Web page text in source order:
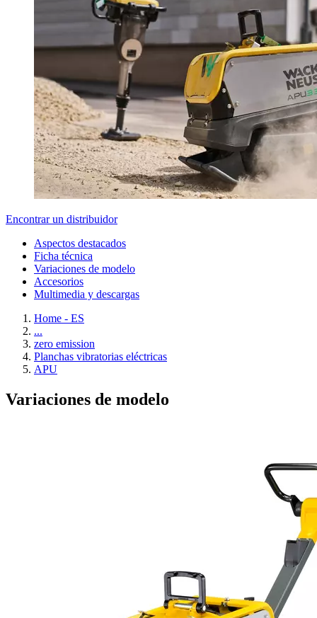
Encontrar un distribuidor
Aspectos destacados
Ficha técnica
Variaciones de modelo
Accesorios
Multimedia y descargas
Home - ES
...
zero emission
Planchas vibratorias eléctricas
APU
Variaciones de modelo